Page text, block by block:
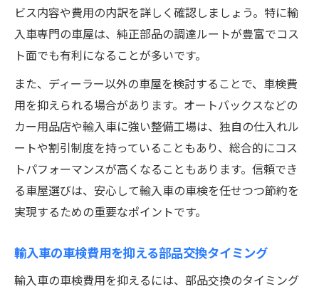
ビス内容や費用の内訳を詳しく確認しましょう。特に輸
入車専門の車屋は、純正部品の調達ルートが豊富でコス
ト面でも有利になることが多いです。
また、ディーラー以外の車屋を検討することで、車検費
用を抑えられる場合があります。オートバックスなどの
カー用品店や輸入車に強い整備工場は、独自の仕入れル
ートや割引制度を持っていることもあり、総合的にコス
トパフォーマンスが高くなることもあります。信頼でき
る車屋選びは、安心して輸入車の車検を任せつつ節約を
実現するための重要なポイントです。
輸入車の車検費用を抑える部品交換タイミング
輸入車の車検費用を抑えるには、部品交換のタイミング